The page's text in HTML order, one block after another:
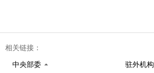
相关链接：
中央部委 驻外机构